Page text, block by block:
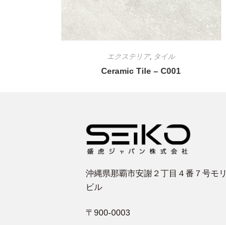
エクステリア, タイル
Ceramic Tile – C001
沖縄県那覇市安謝２丁目４番７号モリ
ビル
〒900-0003